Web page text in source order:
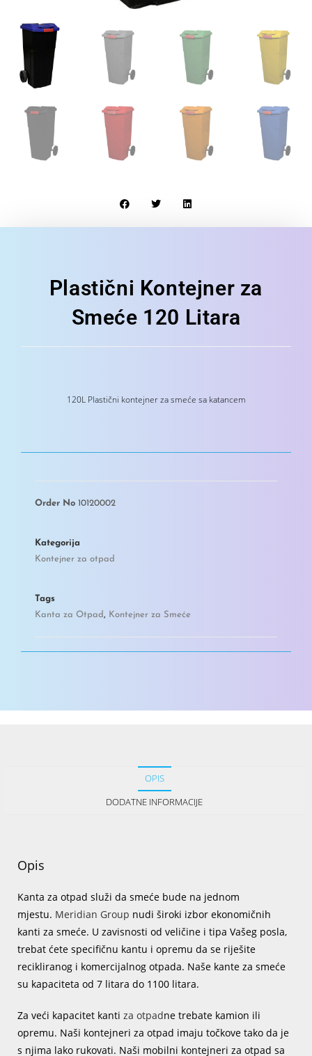
Plastični Kontejner za
Smeće 120 Litara
120L Plastični kontejner za smeće sa katancem
Order No 10120002
Kategorija
Kontejner za otpad
Tags
Kanta za Otpad, Kontejner za Smeće
OPIS
DODATNE INFORMACIJE
Opis
Kanta za otpad služi da smeće bude na jednom
mjestu. Meridian Group nudi široki izbor ekonomičnih
kanti za smeće. U zavisnosti od veličine i tipa Vašeg posla,
trebat ćete specifičnu kantu i opremu da se riješite
recikliranog i komercijalnog otpada. Naše kante za smeće
su kapaciteta od 7 litara do 1100 litara.
Za veći kapacitet kanti za otpadne trebate kamion ili
opremu. Naši kontejneri za otpad imaju točkove tako da je
s njima lako rukovati. Naši mobilni kontejneri za otpad sa